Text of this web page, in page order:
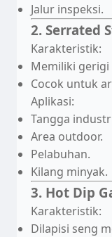
Jalur inspeksi.
2. Serrated
Karakteristik:
Memiliki gerigi
Cocok untuk
Aplikasi:
Tangga
Area outdoor.
Pelabuhan.
Kilang minyak.
3. Hot Dip
Karakteristik:
Dilapisi seng